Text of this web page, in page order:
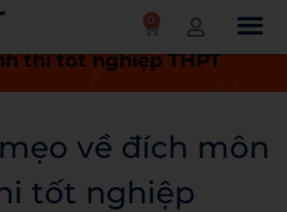
0
Kỹ năng và mẹo về
thi tốt nghiệp THPT
về đích môn
tốt nghiệp